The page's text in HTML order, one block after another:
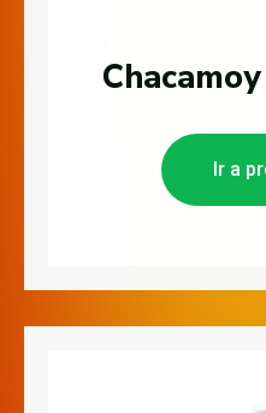
Ir a